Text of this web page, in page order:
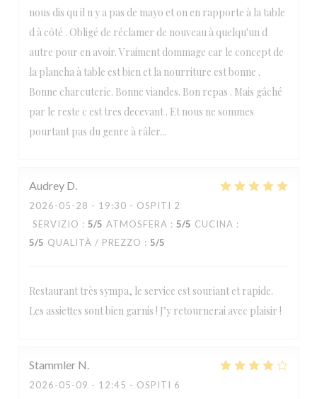
nous dis qu il n y a pas de mayo et on en rapporte à la table
d à côté . Obligé de réclamer de nouveau à quelqu'un d
autre pour en avoir. Vraiment dommage car le concept de
la plancha à table est bien et la nourriture est bonne .
Bonne charcuterie. Bonne viandes. Bon repas . Mais gâché
par le reste c est tres decevant . Et nous ne sommes
pourtant pas du genre à râler...
Audrey D
2026-05-28 - 19:30 - OSPITI 2
SERVIZIO : 5/5 ATMOSFERA : 5/5 CUCINA :
5/5 QUALITÀ / PREZZO : 5/5
Restaurant très sympa, le service est souriant et rapide.
Les assiettes sont bien garnis ! J’y retournerai avec plaisir !
Stammler N
2026-05-09 - 12:45 - OSPITI 6